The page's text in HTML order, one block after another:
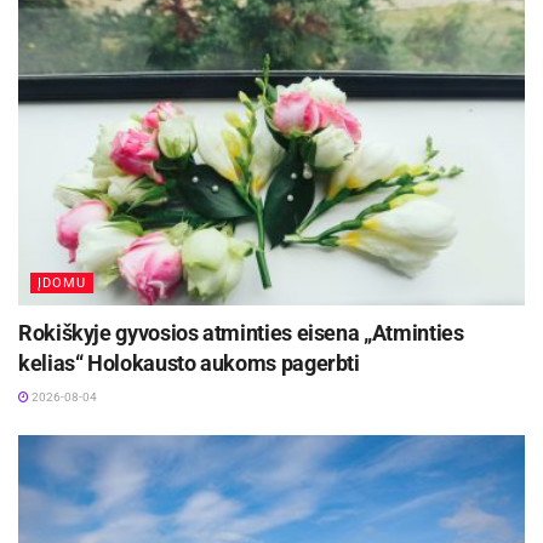
arba kakavos sviesto, nes nori stipresnio CBD
poveikio. Rekomenduojame išbandyti ir šią
parinktį. Kapanių arbatą ir kitus kanapių
produktusrasite čia.
Aktualios naujienos
Ukmergės rajono savivaldybei padovanota
išskirtinė istorijos relikvija
2026-08-04
Kėdainiuose prasidės kultūros ir istorijos
2026-08-04
Kanapių lapai ir žiedų arbata turi ir
ĮDOMU
Rokiškyje gyvosios atminties eisena „Atminties
kelias“ Holokausto aukoms pagerbti
2026-08-04